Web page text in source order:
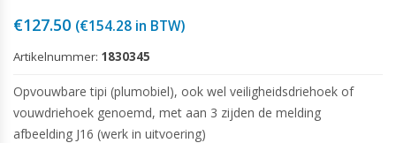
€127.50 (€154.28 in BTW)
Artikelnummer: 1830345
Opvouwbare tipi (plumobiel), ook wel veiligheidsdriehoek of
vouwdriehoek genoemd, met aan 3 zijden de melding
afbeelding J16 (werk in uitvoering)